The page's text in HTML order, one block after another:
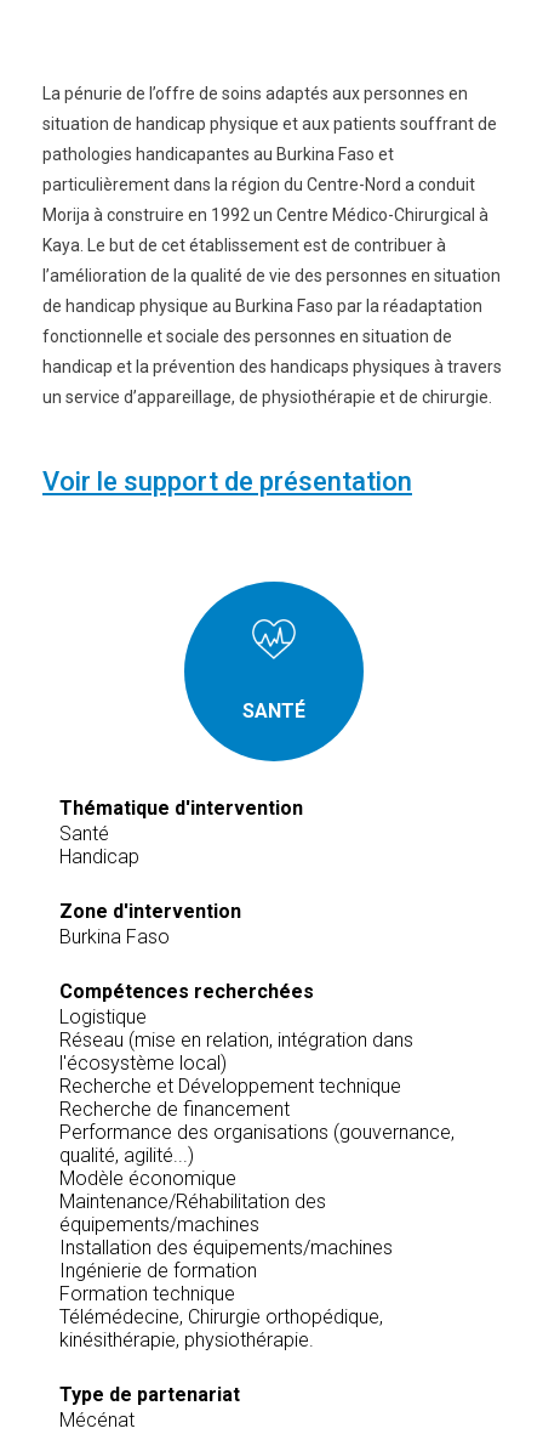
La pénurie de l’offre de soins adaptés aux personnes en
situation de handicap physique et aux patients souffrant de
pathologies handicapantes au Burkina Faso et
particulièrement dans la région du Centre-Nord a conduit
Morija à construire en 1992 un Centre Médico-Chirurgical à
Kaya. Le but de cet établissement est de contribuer à
l’amélioration de la qualité de vie des personnes en situation
de handicap physique au Burkina Faso par la réadaptation
fonctionnelle et sociale des personnes en situation de
handicap et la prévention des handicaps physiques à travers
un service d’appareillage, de physiothérapie et de chirurgie.
Voir le support de présentation
SANTÉ
Thématique d'intervention
Santé
Handicap
Zone d'intervention
Burkina Faso
Compétences recherchées
Logistique
Réseau (mise en relation, intégration dans
l'écosystème local)
Recherche et Développement technique
Recherche de financement
Performance des organisations (gouvernance,
qualité, agilité...)
Modèle économique
Maintenance/Réhabilitation des
équipements/machines
Installation des équipements/machines
Ingénierie de formation
Formation technique
Télémédecine, Chirurgie orthopédique,
kinésithérapie, physiothérapie.
Type de partenariat
Mécénat